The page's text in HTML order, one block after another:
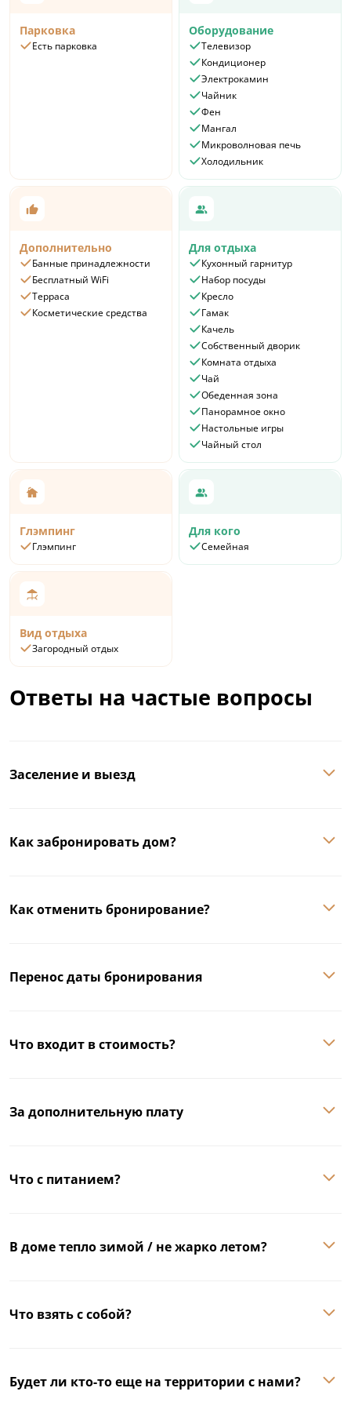
Парковка
Есть парковка
Оборудование
Телевизор
Кондиционер
Электрокамин
Чайник
Фен
Мангал
Микроволновая печь
Холодильник
Дополнительно
Банные принадлежности
Бесплатный WiFi
Терраса
Косметические средства
Для отдыха
Кухонный гарнитур
Набор посуды
Кресло
Гамак
Качель
Собственный дворик
Комната отдыха
Чай
Обеденная зона
Панорамное окно
Настольные игры
Чайный стол
Глэмпинг
Глэмпинг
Для кого
Семейная
Вид отдыха
Загородный отдых
Ответы на частые вопросы
Заселение и выезд
Как забронировать дом?
Как отменить бронирование?
Перенос даты бронирования
Что входит в стоимость?
За дополнительную плату
Что с питанием?
В доме тепло зимой / не жарко летом?
Что взять с собой?
Будет ли кто-то еще на территории с нами?